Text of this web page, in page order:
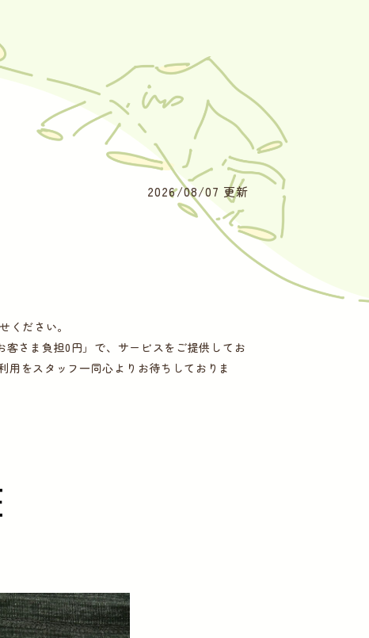
2026/08/07 更新
ください。
さま負担0円」で、サービスをご提供してお
用をスタッフ一同心よりお待ちしておりま